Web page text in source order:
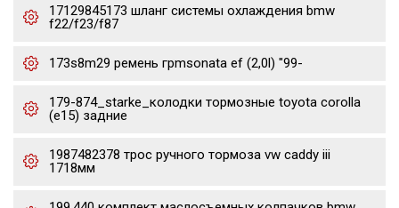
17129845173 шланг системы охлаждения bmw
f22/f23/f87
173s8m29 ремень грmsonata ef (2,0l) "99-
179-874_starke_колодки тормозные toyota corolla
(e15) задние
1987482378 трос ручного тормоза vw caddy iii
1718мм